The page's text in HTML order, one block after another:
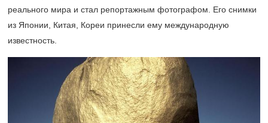
реального мира и стал репортажным фотографом. Его снимки
из Японии, Китая, Кореи принесли ему международную
известность.